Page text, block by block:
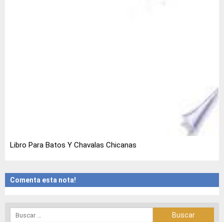
Libro Para Batos Y Chavalas Chicanas
Comenta esta nota!